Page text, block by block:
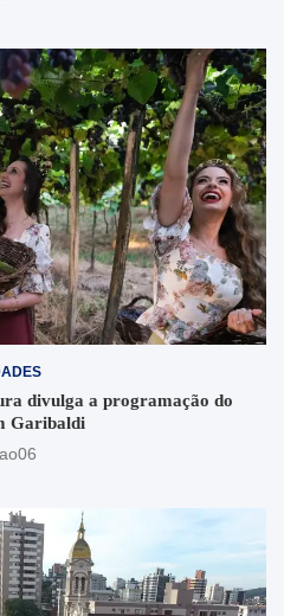
divulga a programação do
Garibaldi